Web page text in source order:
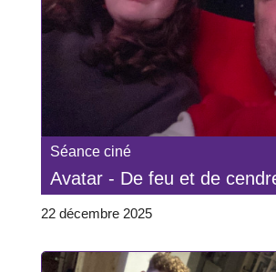
Séance ciné
Avatar - De feu et de
22 décembre 2025